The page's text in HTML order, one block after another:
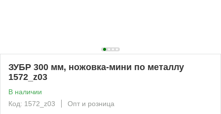
ЗУБР 300 мм, ножовка-мини по металлу
1572_z03
В наличии
Код: 1572_z03
Опт и розница